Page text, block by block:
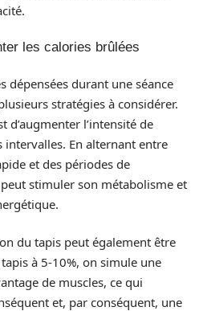
les calories brûlées
dépensées durant une séance
stratégies à considérer.
d’augmenter l’intensité de
intervalles. En alternant entre
et des périodes de
stimuler son métabolisme et
du tapis peut également être
à 5-10%, on simule une
de muscles, ce qui
et, par conséquent, une